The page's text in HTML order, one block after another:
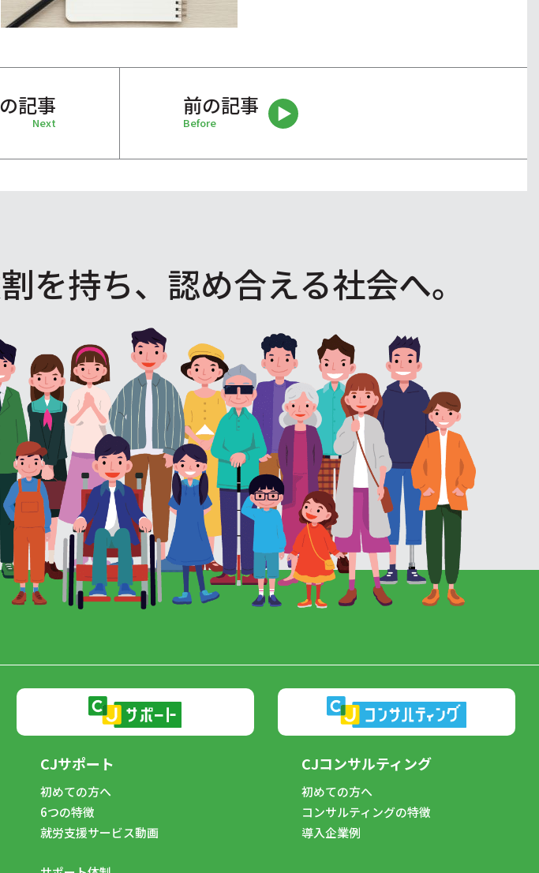
記事
Next
前の記事
Before
を持ち、認め合える社会へ。
CJサポート
初めての方へ
6つの特徴
就労支援サービス動画
CJコンサルティング
初めての方へ
コンサルティングの特徴
導入企業例